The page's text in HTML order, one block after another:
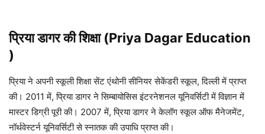
प्रिया डागर की शिक्षा (Priya Dagar Education
)
प्रिया ने अपनी स्कूली शिक्षा सेंट एंथोनी सीनियर सेकेंडरी स्कूल, दिल्ली में प्राप्त
की। 2011 में, प्रिया डागर ने सिम्बायोसिस इंटरनेशनल यूनिवर्सिटी में विज्ञान में
मास्टर डिग्री पूरी की। 2007 में, प्रिया डागर ने केलॉग स्कूल ऑफ मैनेजमेंट,
नॉर्थवेस्टर्न यूनिवर्सिटी से स्नातक की उपाधि प्राप्त की।